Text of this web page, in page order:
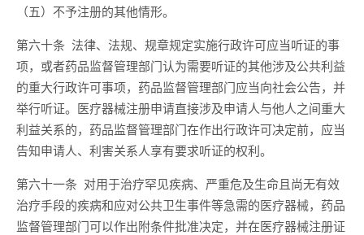
（五）不予注册的其他情形。
第六十条 法律、法规、规章规定实施行政许可应当听证的事
项，或者药品监督管理部门认为需要听证的其他涉及公共利益
的重大行政许可事项，药品监督管理部门应当向社会公告，并
举行听证。医疗器械注册申请直接涉及申请人与他人之间重大
利益关系的，药品监督管理部门在作出行政许可决定前，应当
告知申请人、利害关系人享有要求听证的权利。
第六十一条 对用于治疗罕见疾病、严重危及生命且尚无有效
治疗手段的疾病和应对公共卫生事件等急需的医疗器械，药品
监督管理部门可以作出附条件批准决定，并在医疗器械注册证